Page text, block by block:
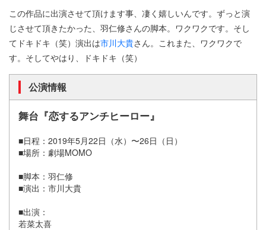
この作品に出演させて頂けます事、凄く嬉しいんです。ずっと演
じさせて頂きたかった、羽仁修さんの脚本。ワクワクです。そし
てドキドキ（笑）演出は市川大貴さん。これまた、ワクワクで
す。そしてやはり、ドキドキ（笑）
公演情報
舞台『恋するアンチヒーロー』
■日程：2019年5月22日（水）〜26日（日）
■場所：劇場MOMO
■脚本：羽仁修
■演出：市川大貴
■出演：
若菜太喜